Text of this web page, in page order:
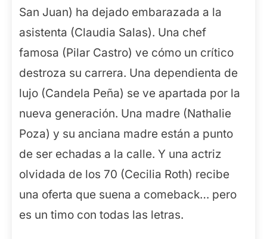
San Juan) ha dejado embarazada a la
asistenta (Claudia Salas). Una chef
famosa (Pilar Castro) ve cómo un crítico
destroza su carrera. Una dependienta de
lujo (Candela Peña) se ve apartada por la
nueva generación. Una madre (Nathalie
Poza) y su anciana madre están a punto
de ser echadas a la calle. Y una actriz
olvidada de los 70 (Cecilia Roth) recibe
una oferta que suena a comeback… pero
es un timo con todas las letras.